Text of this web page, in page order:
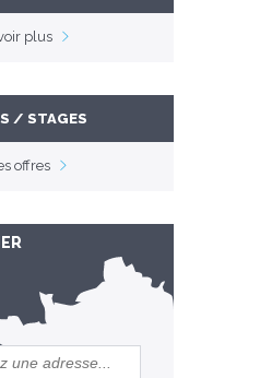
plus
/ STAGES
offres